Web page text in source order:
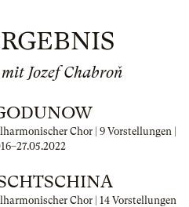
Jozef Chabroň
Chor | 9 Vorstellungen |
–27.05.2022
Chor | 14 Vorstellungen